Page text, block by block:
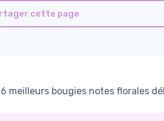
cette page
meilleurs bougies notes florales